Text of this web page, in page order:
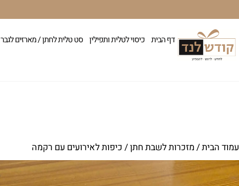
דף הבית כיסוי לטלית ותפילין סט טלית לחתן / מארזים לגבר
עמוד הבית/מזכרות לשבת חתן/ כיפות לאירועים עם רקמה